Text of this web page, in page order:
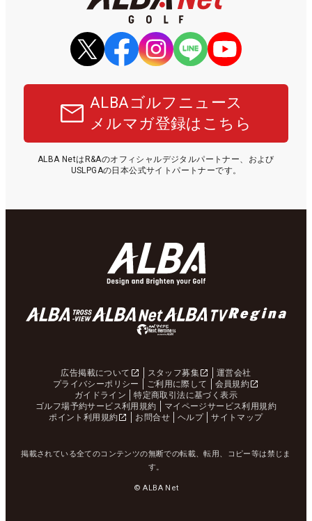
ALBAゴルフニュース
メルマガ登録はこちら
ALBA NetはR&Aのオフィシャルデジタルパートナー、および
USLPGAの日本公式サイトパートナーです。
広告掲載について スタッフ募集
運営会社
プライバシーポリシー
ご利用に際して
会員規約
ガイドライン
特定商取引法に基づく表示
ゴルフ場予約サービス利用規約
マイページサービス利用規約
ポイント利用規約
お問合せ ヘルプ サイトマップ
掲載されている全てのコンテンツの無断での転載、転用、コピー等は禁じま
す。
© ALBA Net